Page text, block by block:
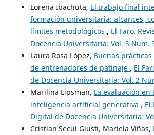
Lorena Ibachuta, El trabajo final
formación universitaria: alcances,
límites metodológicos , El Faro.
Docencia Universitaria: Vol. 3 Núm.
Laura Rosa López, Buenas
de entrenadores de patinaje , El
de Docencia Universitaria: Vol. 2
Marilina Lipsman, La evaluación en
inteligencia artificial generativa , El
Digital de Docencia Universitaria:
Cristian Secul Giusti, Mariela Viñas,